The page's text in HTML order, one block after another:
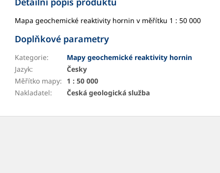
Mapa geochemické reaktivity hornin v měřítku 1 : 50 000
Doplňkové parametry
Kategorie:
Mapy geochemické reaktivity hornin
Jazyk:
Česky
Měřítko mapy:
1 : 50 000
Nakladatel: Česká geologická služba
Z